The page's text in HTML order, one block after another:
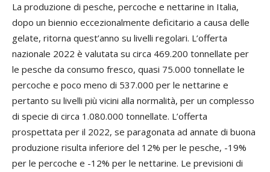
La produzione di pesche, percoche e nettarine in Italia,
dopo un biennio eccezionalmente deficitario a causa delle
gelate, ritorna quest’anno su livelli regolari. L’offerta
nazionale 2022 è valutata su circa 469.200 tonnellate per
le pesche da consumo fresco, quasi 75.000 tonnellate le
percoche e poco meno di 537.000 per le nettarine e
pertanto su livelli più vicini alla normalità, per un complesso
di specie di circa 1.080.000 tonnellate. L’offerta
prospettata per il 2022, se paragonata ad annate di buona
produzione risulta inferiore del 12% per le pesche, -19%
per le percoche e -12% per le nettarine. Le previsioni di